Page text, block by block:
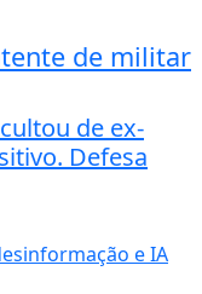
de militar
de ex-
Defesa